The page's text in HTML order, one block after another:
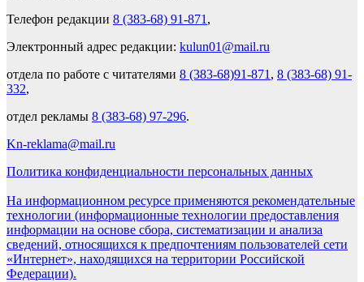
Телефон редакции 8 (383-68) 91-871 ,
Электронный адрес редакции: kulun01@mail.ru
отдела по работе с читателями 8 (383-68)91-871 , 8 (383-68) 91-
332,
отдел рекламы 8 (383-68) 97-296.
Kn-reklama@mail.ru
Политика конфиденциальности персональных данных
На информационном ресурсе применяются рекомендательные
технологии (информационные технологии предоставления
информации на основе сбора, систематизации и анализа
сведений, относящихся к предпочтениям пользователей сети
«Интернет», находящихся на территории Российской
Федерации).